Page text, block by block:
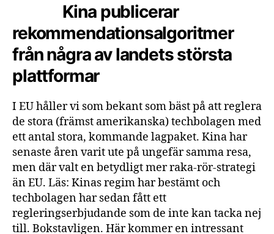
Kina publicerar
rekommendationsalgoritmer
från några av landets största
plattformar
I EU håller vi som bekant som bäst på att reglera
de stora (främst amerikanska) techbolagen med
ett antal stora, kommande lagpaket. Kina har
senaste åren varit ute på ungefär samma resa,
men där valt en betydligt mer raka-rör-strategi
än EU. Läs: Kinas regim har bestämt och
techbolagen har sedan fått ett
regleringserbjudande som de inte kan tacka nej
till. Bokstavligen. Här kommer en intressant